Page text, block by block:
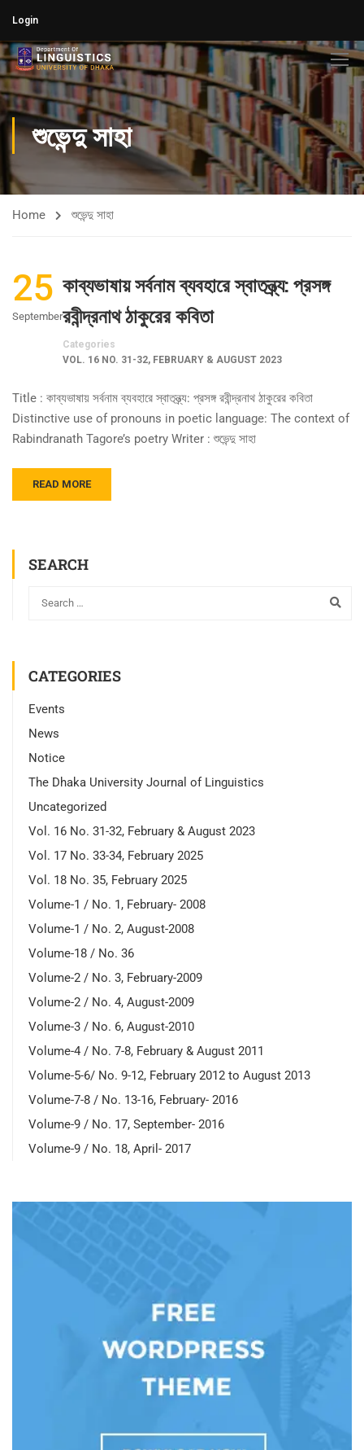
Login
শুভেন্দু সাহা
Home শুভেন্দু সাহা
25
September
কাব্যভাষায় সর্বনাম ব্যবহারে স্বাতন্ত্র্য: প্রসঙ্গ
রবীন্দ্রনাথ ঠাকুরের কবিতা
Categories
VOL. 16 NO. 31-32, FEBRUARY & AUGUST 2023
Title : কাব্যভাষায় সর্বনাম ব্যবহারে স্বাতন্ত্র্য: প্রসঙ্গ রবীন্দ্রনাথ ঠাকুরের কবিতা
Distinctive use of pronouns in poetic language: The context of
Rabindranath Tagore’s poetry Writer : শুভেন্দু সাহা
READ MORE
SEARCH
CATEGORIES
Events
News
Notice
The Dhaka University Journal of Linguistics
Uncategorized
Vol. 16 No. 31-32, February & August 2023
Vol. 17 No. 33-34, February 2025
Vol. 18 No. 35, February 2025
Volume-1 / No. 1, February- 2008
Volume-1 / No. 2, August-2008
Volume-18 / No. 36
Volume-2 / No. 3, February-2009
Volume-2 / No. 4, August-2009
Volume-3 / No. 6, August-2010
Volume-4 / No. 7-8, February & August 2011
Volume-5-6/ No. 9-12, February 2012 to August 2013
Volume-7-8 / No. 13-16, February- 2016
Volume-9 / No. 17, September- 2016
Volume-9 / No. 18, April- 2017